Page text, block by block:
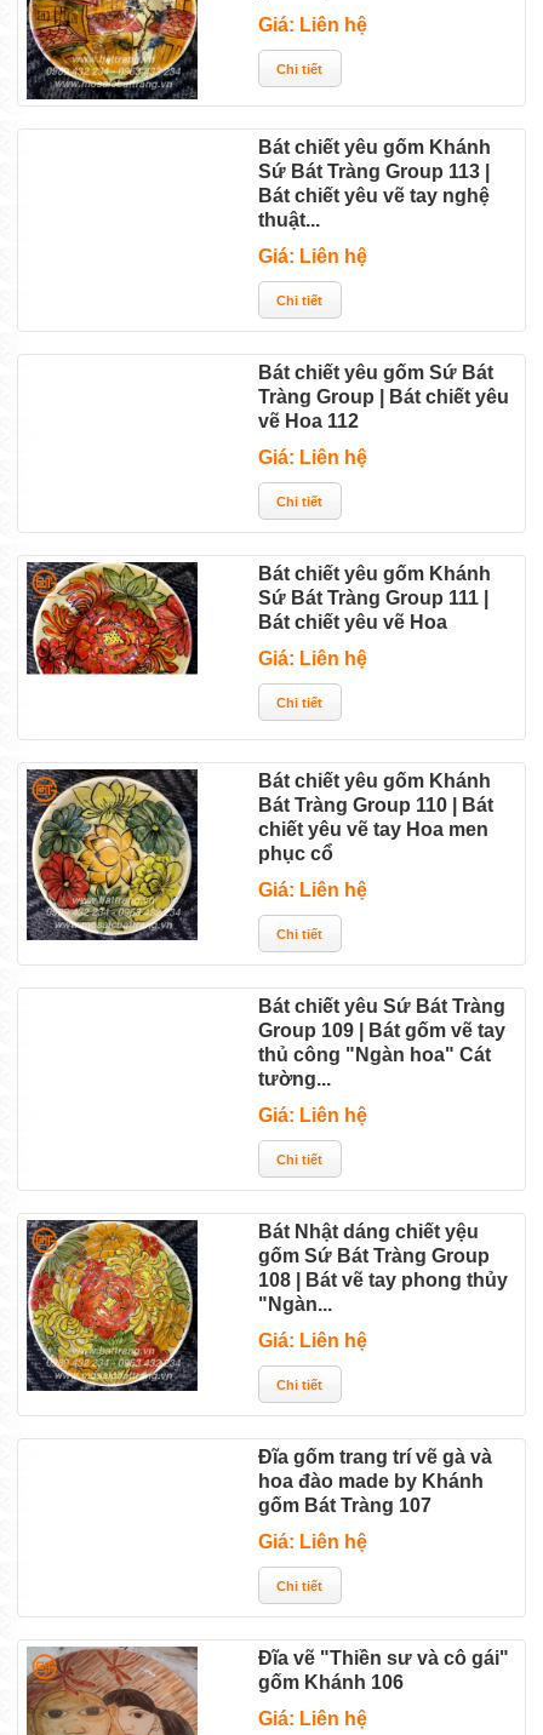
Giá: Liên hệ
Bát chiết yêu gốm Khánh
Sứ Bát Tràng Group 113 |
Bát chiết yêu vẽ tay nghệ
thuật...
Giá: Liên hệ
Bát chiết yêu gốm Sứ Bát
Tràng Group | Bát chiết yêu
vẽ Hoa 112
Giá: Liên hệ
Bát chiết yêu gốm Khánh
Sứ Bát Tràng Group 111 |
Bát chiết yêu vẽ Hoa
Giá: Liên hệ
Bát chiết yêu gốm Khánh
Bát Tràng Group 110 | Bát
chiết yêu vẽ tay Hoa men
phục cổ
Giá: Liên hệ
Bát chiết yêu Sứ Bát Tràng
Group 109 | Bát gốm vẽ tay
thủ công "Ngàn hoa" Cát
tường...
Giá: Liên hệ
Bát Nhật dáng chiết yệu
gốm Sứ Bát Tràng Group
108 | Bát vẽ tay phong thủy
"Ngàn...
Giá: Liên hệ
Đĩa gốm trang trí vẽ gà và
hoa đào made by Khánh
gốm Bát Tràng 107
Giá: Liên hệ
Đĩa vẽ "Thiền sư và cô gái"
gốm Khánh 106
Giá: Liên hệ